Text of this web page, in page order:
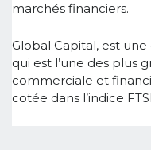
marchés financiers.
Global Capital, est
qui est l’une des plus
commerciale et
cotée dans l’indice